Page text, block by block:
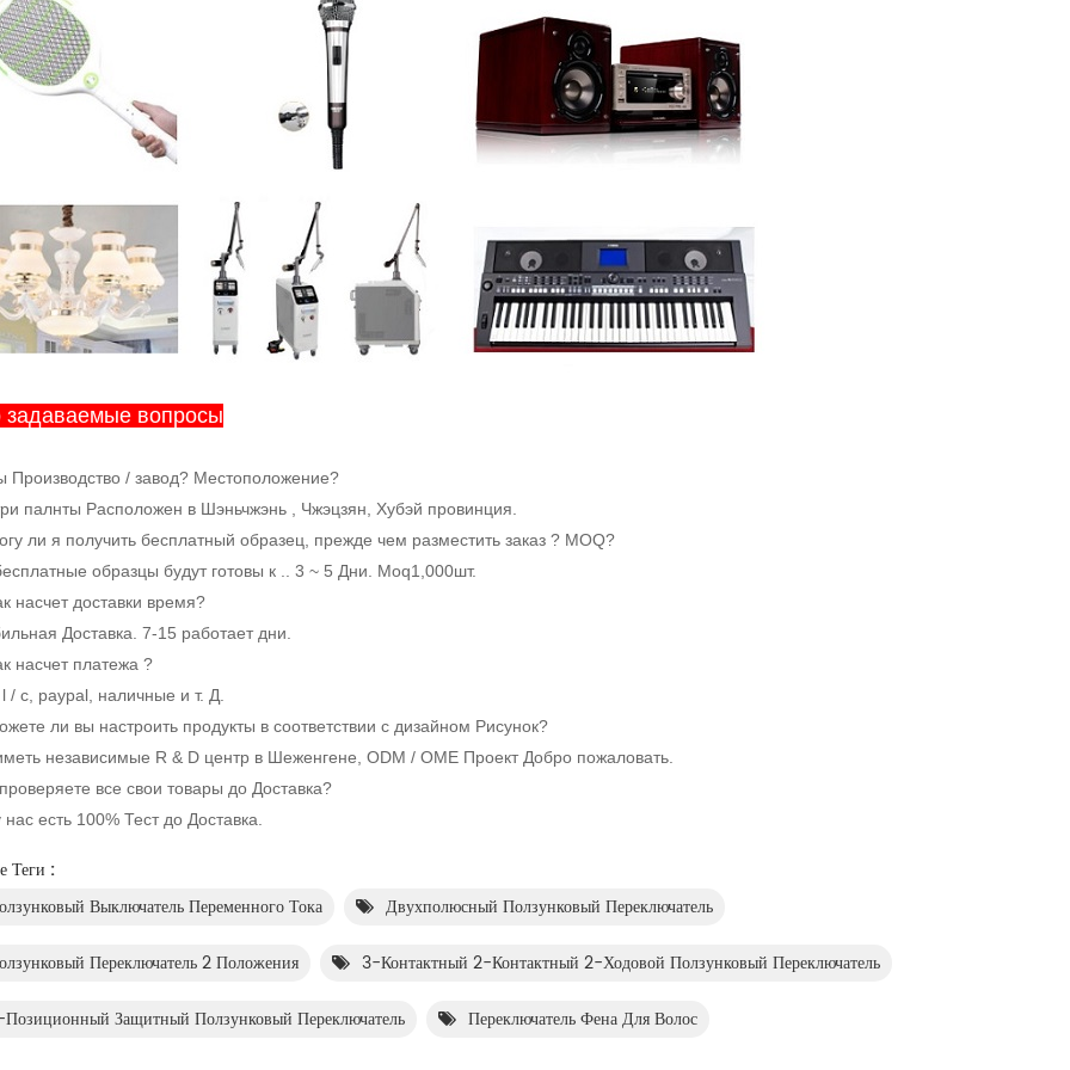
задаваемые вопросы
Производство / завод? Местоположение?
палнты Расположен в Шэньчжэнь , Чжэцзян, Хубэй провинция.
ли я получить бесплатный образец, прежде чем разместить заказ ? MOQ?
образцы будут готовы к .. 3 ~ 5 Дни. Moq1,000шт.
насчет доставки время?
Доставка. 7-15 работает дни.
насчет платежа ?
/ c, paypal, наличные и т. Д.
ли вы настроить продукты в соответствии с дизайном Рисунок?
независимые R & D центр в Шеженгене, ODM / ОМЕ Проект Добро пожаловать.
все свои товары до Доставка?
есть 100% Тест до Доставка.
Теги :
Выключатель Переменного Тока
Двухполюсный Ползунковый Переключатель
Переключатель 2 Положения 3-Контактный 2-Контактный 2-Ходовой Ползунковый Переключатель
Защитный Ползунковый Переключатель Переключатель Фена Для Волос